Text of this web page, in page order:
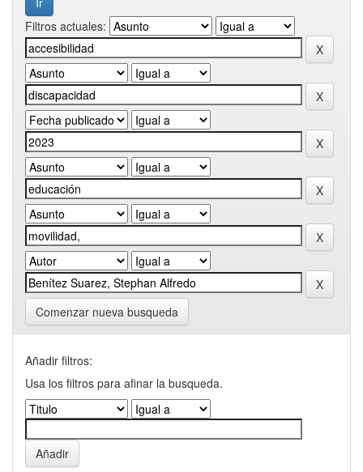
Filtros actuales:
Comenzar nueva busqueda
Añadir filtros:
Usa los filtros para afinar la busqueda.